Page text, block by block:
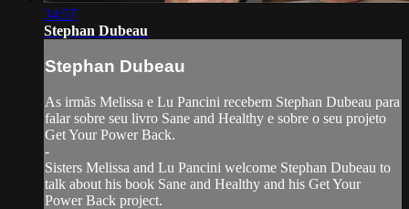
34:57
Stephan Dubeau
Stephan Dubeau
As irmãs Melissa e Lu Pancini recebem Stephan Dubeau para
falar sobre seu livro Sane and Healthy e sobre o seu projeto
Get Your Power Back.
-
Sisters Melissa and Lu Pancini welcome Stephan Dubeau to
talk about his book Sane and Healthy and his Get Your
Power Back project.